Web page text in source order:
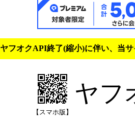
ヤフオクAPI終了(縮小)に伴い、当
【スマホ版】
ヤフ